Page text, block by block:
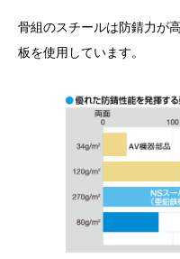
骨組のスチールは防錆力が
板を使用しています。